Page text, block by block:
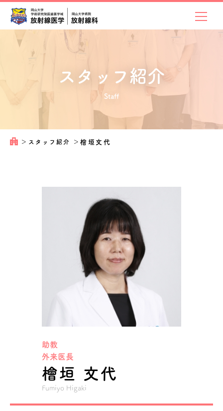
スタッフ紹介
Staff
＞ スタッフ紹介 ＞檜垣文代
助教
外来医長
檜垣 文代
Fumiyo Higaki